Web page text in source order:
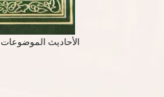
الأحاديث الموضوعات